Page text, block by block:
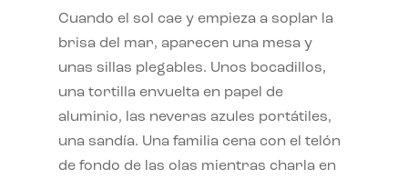
Cuando el sol cae y empieza a soplar la
brisa del mar, aparecen una mesa y
unas sillas plegables. Unos bocadillos,
una tortilla envuelta en papel de
aluminio, las neveras azules portátiles,
una sandía. Una familia cena con el telón
de fondo de las olas mientras charla en